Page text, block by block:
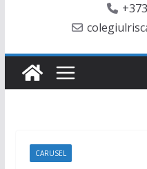
CARUSEL